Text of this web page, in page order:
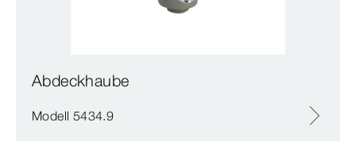
Abdeckhaube
Modell 5434.9